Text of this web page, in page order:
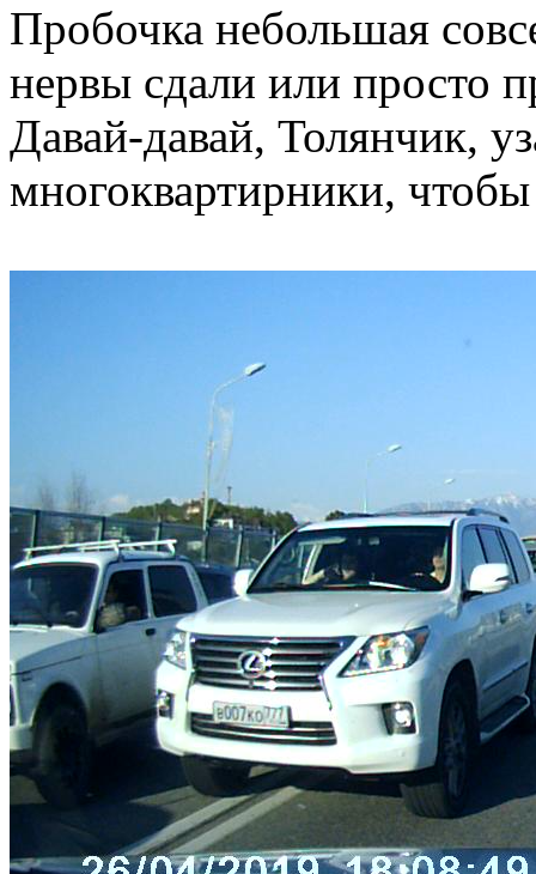
Пробочка небольшая
нервы сдали или просто
Давай-давай, Толянчик,
многоквартирники,